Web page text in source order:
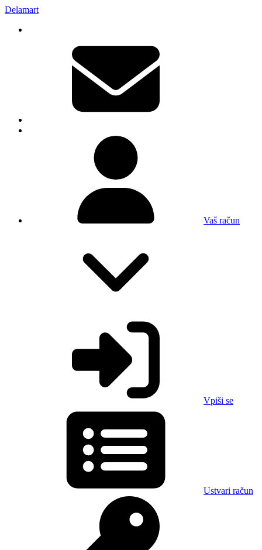
Delamart
Vaš račun
Vpiši se
Ustvari račun